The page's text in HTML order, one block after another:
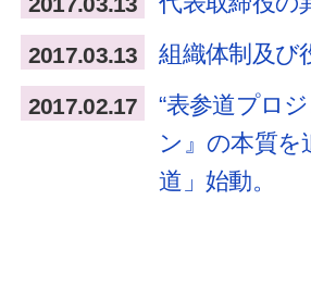
2017.03.13 組織体制及び
2017.02.17
“表参道プロ
ン』の本質を
道」始動。